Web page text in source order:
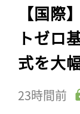
【国際
トゼロ
式を大
23時間前